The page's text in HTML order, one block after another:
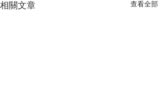
相關文章 查看全部